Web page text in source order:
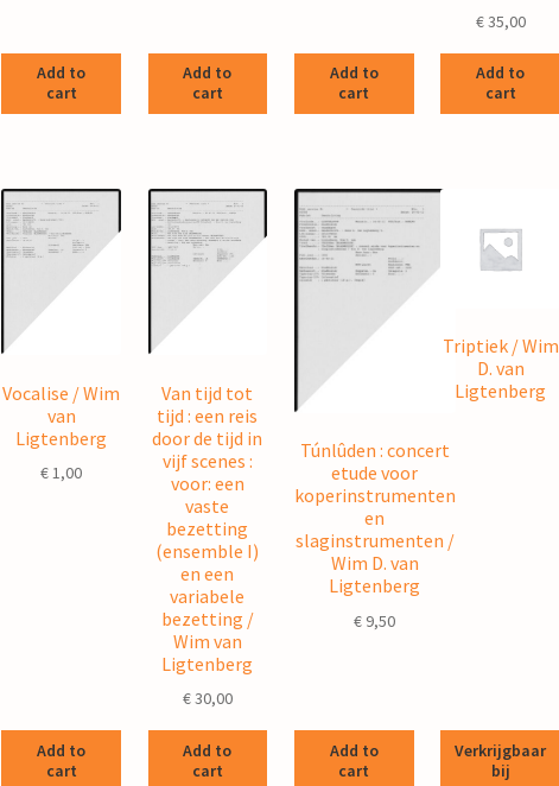
Add to
cart
Add to
cart
Add to
cart
€35,00
Add to
cart
Vocalise / Wim
van
Ligtenberg
€1,00
Add to
cart
Van tijd tot
tijd : een reis
door de tijd in
vijf scenes :
voor: een
vaste
bezetting
(ensemble I)
en een
variabele
bezetting /
Wim van
Ligtenberg
€30,00
Add to
cart
Túnlûden : concert
etude voor
koperinstrumenten
en
slaginstrumenten /
Wim D. van
Ligtenberg
€ 9,50
Add to
cart
Triptiek / Wim
D. van
Ligtenberg
Verkrijgbaar
bij